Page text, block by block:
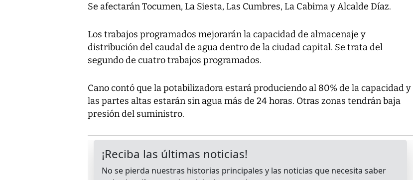
Se afectarán Tocumen, La Siesta, Las Cumbres, La Cabima y Alcalde Díaz.
Los trabajos programados mejorarán la capacidad de almacenaje y
distribución del caudal de agua dentro de la ciudad capital. Se trata del
segundo de cuatro trabajos programados.
Cano contó que la potabilizadora estará produciendo al 80% de la capacidad y
las partes altas estarán sin agua más de 24 horas. Otras zonas tendrán baja
presión del suministro.